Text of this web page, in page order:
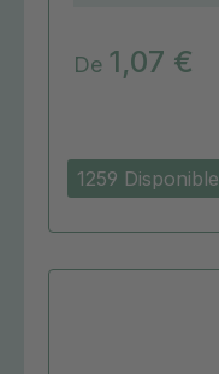
1259 Disponible
De 1,07 €